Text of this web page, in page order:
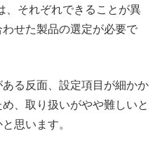
それぞれできることが異
せた製品の選定が必要で
る反面、設定項目が細かか
、取り扱いがやや難しいと
思います。